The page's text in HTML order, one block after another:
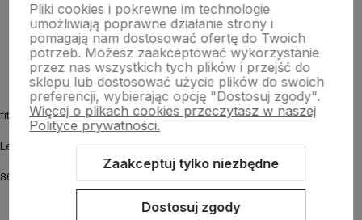
O nas
fitmyhorse.pl Sklep jeździecki
Letnia 12
86-031 Osielsko k. Bydgoszczy
Pliki cookies i pokrewne im technologie
umożliwiają poprawne działanie strony i
pomagają nam dostosować ofertę do Twoich
potrzeb. Możesz zaakceptować wykorzystanie
przez nas wszystkich tych plików i przejść do
sklepu lub dostosować użycie plików do swoich
preferencji, wybierając opcję "Dostosuj zgody".
Więcej o plikach cookies przeczytasz w naszej
Polityce prywatności.
Zaakceptuj tylko niezbędne
Dostosuj zgody